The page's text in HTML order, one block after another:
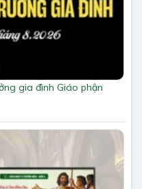
gia đình Giáo phận